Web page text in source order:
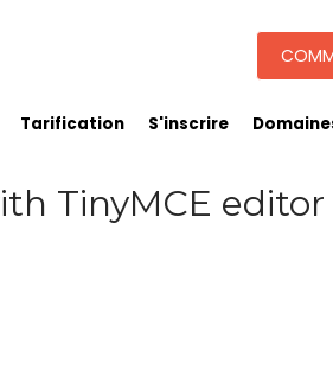
Tarification S'inscrire
TinyMCE editor